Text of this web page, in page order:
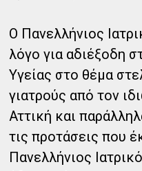
Ο Πανελλήνιος
λόγο για αδιέξοδη
Υγείας στο θέμα
γιατρούς από τον
Αττική και
τις προτάσεις που
Πανελλήνιος